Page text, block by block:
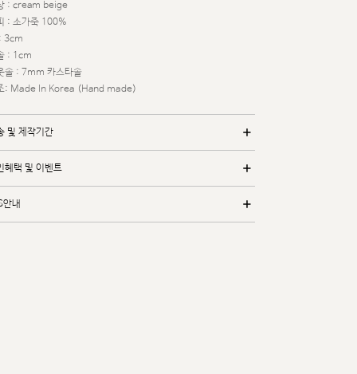
: cream beige
: 소가죽 100%
3cm
: 1cm
솔 : 7mm 카스타솔
: Made In Korea (Hand made)
및 제작기간
혜택 및 이벤트
내